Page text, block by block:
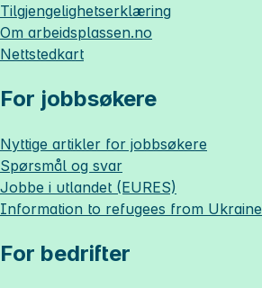
Tilgjengelighetserklæring
Om arbeidsplassen.no
Nettstedkart
For jobbsøkere
Nyttige artikler for jobbsøkere
Spørsmål og svar
Jobbe i utlandet (EURES)
Information to refugees from Ukraine
For bedrifter